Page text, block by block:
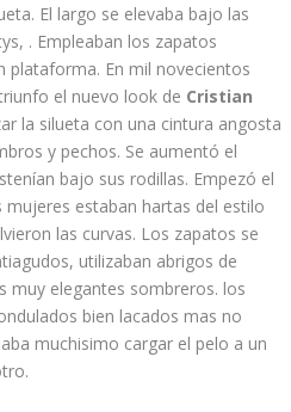
El largo se elevaba bajo las
. Empleaban los zapatos
plataforma. En mil novecientos
el nuevo look de Cristian
la silueta con una cintura angosta
y pechos. Se aumentó el
bajo sus rodillas. Empezó el
estaban hartas del estilo
las curvas. Los zapatos se
utilizaban abrigos de
muy elegantes sombreros. los
bien lacados mas no
muchisimo cargar el pelo a un